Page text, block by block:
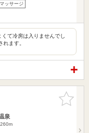
ッサージ
て冷房は入りませんでし
ます。
お気に入
りに追加
泉